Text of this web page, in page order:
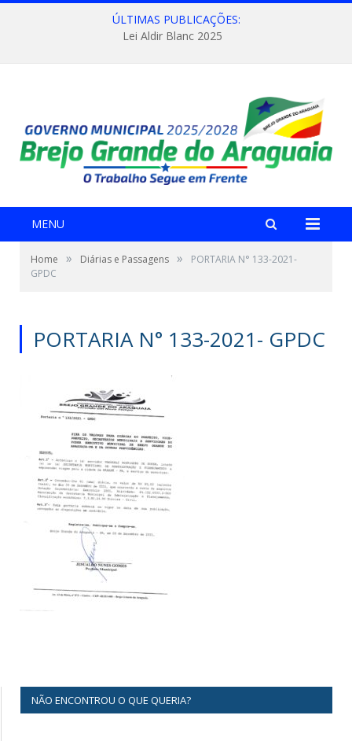
ÚLTIMAS PUBLICAÇÕES:
Lei Aldir Blanc 2025
MENU
Home » Diárias e Passagens »
PORTARIA N° 133-2021-
GPDC
PORTARIA N° 133-2021- GPDC
NÃO ENCONTROU O QUE QUERIA?